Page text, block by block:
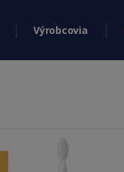
Výrobcovia